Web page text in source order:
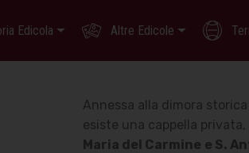
Annessa alla dimora
esiste una cappella
Maria del Carmine e S.
Edicola Altre Edicole